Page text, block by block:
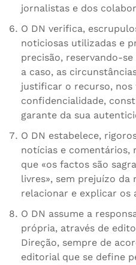
jornalistas e dos
O DN verifica,
noticiosas utilizadas e
precisão, reservando-
a caso, as
justificar o recurso, nos
confidencialidade,
garante da sua
O DN estabelece,
notícias e comentários,
que «os factos são
livres», sem prejuízo da
relacionar e explicar os
O DN assume a
própria, através de
Direção, sempre de
editorial que se define